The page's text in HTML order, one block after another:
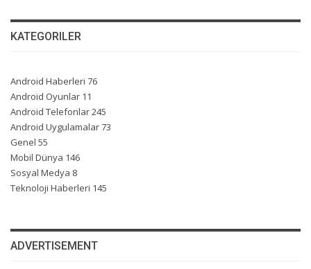
KATEGORILER
Android Haberleri 76
Android Oyunlar 11
Android Telefonlar245
Android Uygulamalar73
Genel 55
Mobil Dünya 146
Sosyal Medya 8
Teknoloji Haberleri 145
ADVERTISEMENT